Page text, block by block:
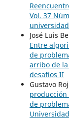
Vol. 37
José Luis
Entre
de
arribo de
desafíos II
Gustavo
producción
de